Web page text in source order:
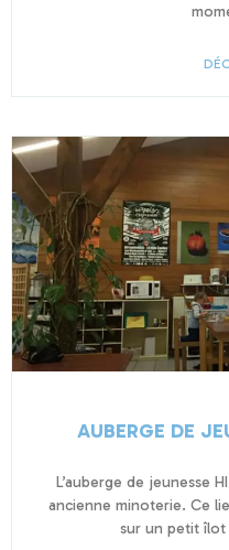
AUBERGE DE
L’auberge de jeunesse
ancienne minoterie. Ce
sur un petit îlot